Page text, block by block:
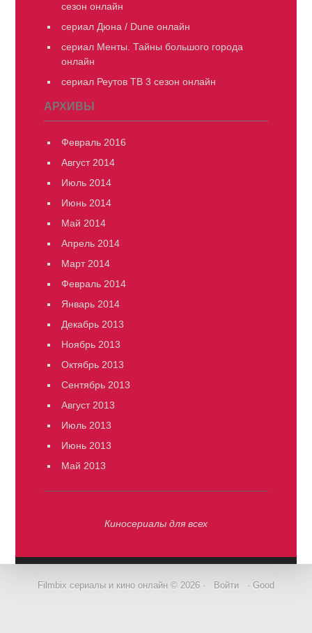
сезон онлайн
сериал Дюна / Dune онлайн
сериал Менты. Тайны большого города
онлайн
сериал Реутов ТВ 3 сезон онлайн
АРХИВЫ
Февраль 2016
Август 2014
Июль 2014
Июнь 2014
Май 2014
Апрель 2014
Март 2014
Февраль 2014
Январь 2014
Декабрь 2013
Ноябрь 2013
Октябрь 2013
Сентябрь 2013
Август 2013
Июль 2013
Июнь 2013
Май 2013
Киносериалы для всех
Filmbix сериалы и кино онлайн © 2026 · Войти · Good